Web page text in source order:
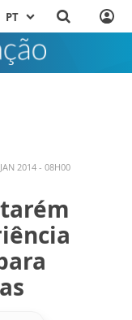
PT
2014 - 08H00